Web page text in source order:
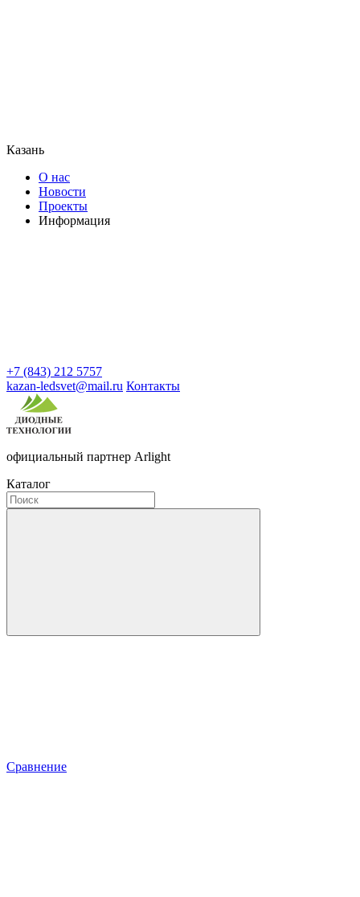
Казань
О нас
Новости
Проекты
Информация
+7 (843) 212 5757
kazan-ledsvet@mail.ru Контакты
официальный партнер Arlight
Каталог
Сравнение